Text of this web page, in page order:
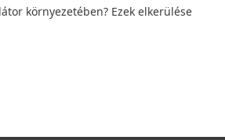
környezetében? Ezek elkerülése